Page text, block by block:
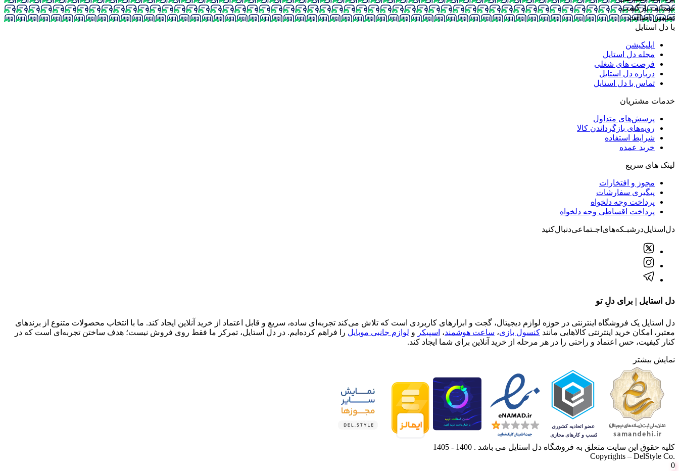
ضمانت بازگشت
تضمین اصالت
با دل استایل
اپلیکیشن
مجله دل استایل
فرصت های شغلی
درباره دل استایل
تماس با دل استایل
خدمات مشتریان
پرسش‌های متداول
رویه‌های بازگرداندن کالا
شرایط استفاده
خرید عمده
لینک های سریع
مجوز و افتخارات
پیگیری سفارشات
پرداخت وجه دلخواه
پرداخت اقساطی وجه دلخواه
دل‌استایل‌در‌‌شبـکه‌های‌اجـتماعی‌دنبال‌کنید
دل استایل | برای دلِ تو
دل استایل یک فروشگاه اینترنتی در حوزه لوازم دیجیتال، گجت و ابزارهای کاربردی است که تلاش می‌کند تجربه‌ای ساده، سریع و قابل اعتماد از خرید آنلاین ایجاد کند. ما با انتخاب محصولات متنوع از برندهای
معتبر، امکان خرید اینترنتی کالاهایی مانند کنسول بازی، ساعت هوشمند، اسپیکر و لوازم جانبی موبایل را فراهم کرده‌ایم. در دل استایل، تمرکز ما فقط روی فروش نیست؛ هدف ساختن تجربه‌ای است که در
کنار کیفیت، حس اعتماد و راحتی را در هر مرحله از خرید آنلاین برای شما ایجاد کند.
نمایش بیشتر
کلیه حقوق این سایت متعلق به فروشگاه دل استایل می باشد . 1400 - 1405
.Copyrights – DelStyle Co
0